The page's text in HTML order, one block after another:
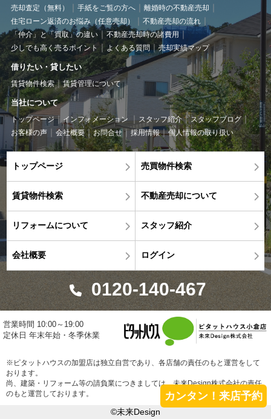
売却査定（無料） 手紙をご覧の方へ
離婚時の不動産売却
住宅ローン返済のお悩み（任意売却）
不動産売却の流れ
「仲介」と「買取」の違い
不動産売却時の諸費用
少しでも高く売るポイント
よくある質問 売却実績マップ
借りたい・貸したい
賃貸物件検索 賃貸管理について
当社について
トップページ インフォメーション スタッフ紹介
スタッフブログ
お客様の声
会社概要 お問合せ 採用情報 個人情報の取り扱い
トップページ 売買物件検索
賃貸物件検索 不動産売却について
リフォームについて スタッフ紹介
会社概要 ログイン
0120-140-467
営業時間 10:00～19:00
定休日 年末年始・冬季休業
※ピタットハウスの加盟店は独立自営であり、各店舗の責任のもと運営をして
おります。
尚、建築・リフォーム等の請負業につきましては、未来Design株式会社の責任
のもと運営しております。
©未来Design
カンタン！来店予約